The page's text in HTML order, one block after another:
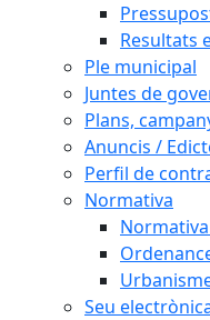
Resultats
Ple municipal
Juntes de
Plans,
Anuncis /
Perfil de
Normativa
Seu